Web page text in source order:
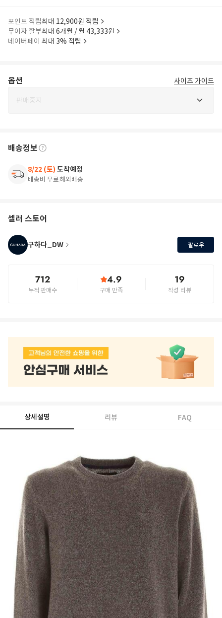
포인트 적립최대 12,900원 적립
무이자 할부최대 6개월 / 월 43,333원
네이버페이 최대 3% 적립
옵션 사이즈 가이드
판매중지
배송정보
8/22 (토) 도착예정
배송비 무료해외배송
셀러 스토어
구하다_DW 팔로우
712
누적 판매수
4.9
구매 만족
19
작성 리뷰
상세설명 리뷰 FAQ